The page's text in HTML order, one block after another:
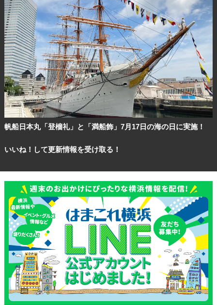
帆船日本丸「登檣礼」と「満船飾」7月17日の海の日に実施！
いいね！して更新情報を受け取る！